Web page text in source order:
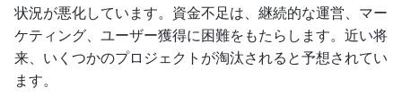
状況が悪化しています。資金不足は、継続的な運営、マー
ケティング、ユーザー獲得に困難をもたらします。近い将
来、いくつかのプロジェクトが淘汰されると予想されてい
ます。